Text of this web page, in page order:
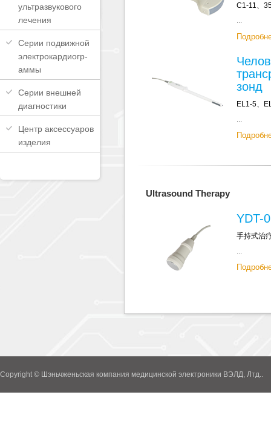
ультразвукового
лечения
Серии подвижной
электрокардиогр-
аммы
Серии внешней
диагностики
Центр аксессуаров
изделия
C1-11、
...
зонд
EL1-5、
...
Ultrasound Therapy
YDT-
手持式治
...
Copyright © Шэньчженьская компания медицинской электроники ВЭЛД, Лтд..